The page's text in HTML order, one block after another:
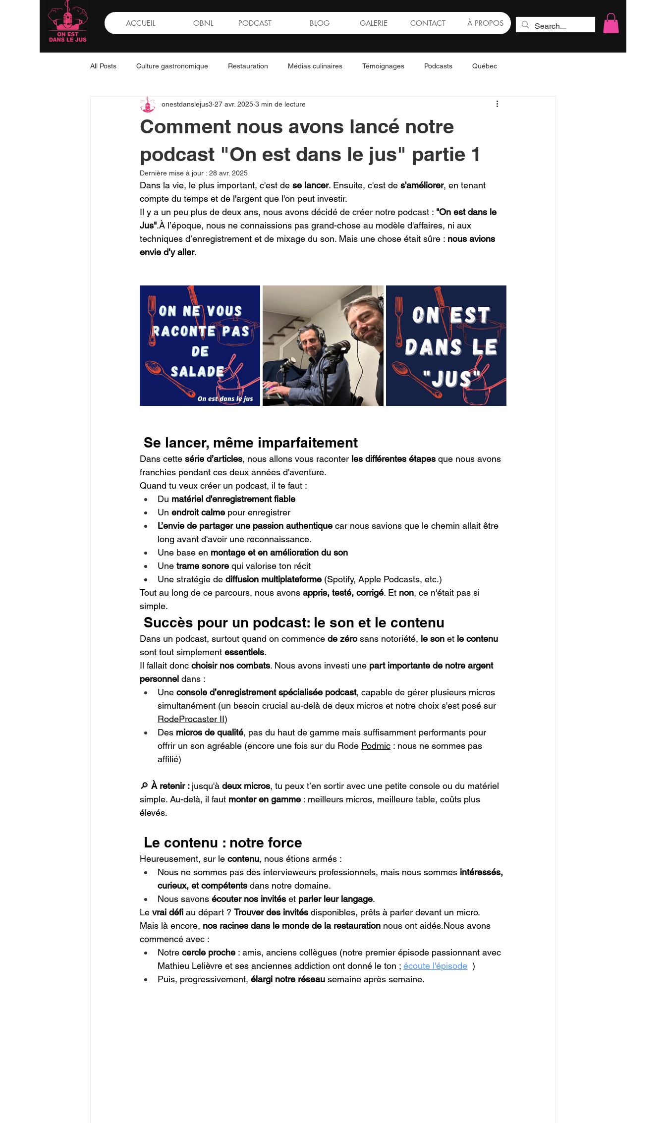
ACCUEIL OBNL PODCAST BLOG GALERIE CONTACT À PROPOS
All Posts Culture gastronomique Restauration Médias culinaires Témoignages Podcasts Québec
Entrepreneuriat Guides pratiques Guide Michelin Conseils restos & gastronomie
Comment nous avons lancé notre
podcast "On est dans le jus" partie 1
onestdanslejus3 27 avr. 2025 3 min de lecture
Dernière mise à jour : 28 avr. 2025
Dans la vie, le plus important, c'est de se lancer. Ensuite, c'est de s'améliorer, en tenant
compte du temps et de l'argent que l'on peut investir.
Il y a un peu plus de deux ans, nous avons décidé de créer notre podcast : "On est dans le
Jus".À l’époque, nous ne connaissions pas grand-chose au modèle d'affaires, ni aux
techniques d’enregistrement et de mixage du son. Mais une chose était sûre : nous avions
envie d’y aller.
Se lancer, même imparfaitement
Dans cette série d’articles, nous allons vous raconter les différentes étapes que nous avons
franchies pendant ces deux années d'aventure.
Quand tu veux créer un podcast, il te faut :
Du matériel d'enregistrement fiable
Un endroit calme pour enregistrer
L’envie de partager une passion authentique car nous savions que le chemin allait être
long avant d'avoir une reconnaissance.
Une base en montage et en amélioration du son
Une trame sonore qui valorise ton récit
Une stratégie de diffusion multiplateforme (Spotify, Apple Podcasts, etc.)
Tout au long de ce parcours, nous avons appris, testé, corrigé. Et non, ce n'était pas si
simple.
Succès pour un podcast: le son et le contenu
Dans un podcast, surtout quand on commence de zéro sans notoriété, le son et le contenu
sont tout simplement essentiels.
Il fallait donc choisir nos combats. Nous avons investi une part importante de notre argent
personnel dans :
Une console d’enregistrement spécialisée podcast, capable de gérer plusieurs micros
simultanément (un besoin crucial au-delà de deux micros et notre choix s'est posé sur
RodeProcaster II)
Des micros de qualité, pas du haut de gamme mais suffisamment performants pour
offrir un son agréable (encore une fois sur du Rode Podmic : nous ne sommes pas
affilié)
🔎 À retenir : jusqu'à deux micros, tu peux t’en sortir avec une petite console ou du matériel
simple. Au-delà, il faut monter en gamme : meilleurs micros, meilleure table, coûts plus
élevés.
Le contenu : notre force
Heureusement, sur le contenu, nous étions armés :
Nous ne sommes pas des intervieweurs professionnels, mais nous sommes intéressés,
curieux, et compétents dans notre domaine.
Nous savons écouter nos invités et parler leur langage.
Le vrai défi au départ ? Trouver des invités disponibles, prêts à parler devant un micro.
Mais là encore, nos racines dans le monde de la restauration nous ont aidés.Nous avons
commencé avec :
Notre cercle proche : amis, anciens collègues (notre premier épisode passionnant avec
Mathieu Lelièvre et ses anciennes addiction ont donné le ton ; écoute l'épisode
  )
Puis, progressivement, élargi notre réseau semaine après semaine.